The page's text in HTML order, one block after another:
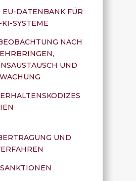
DATENBANK FÜR
SYSTEME
NACH
UND
UND